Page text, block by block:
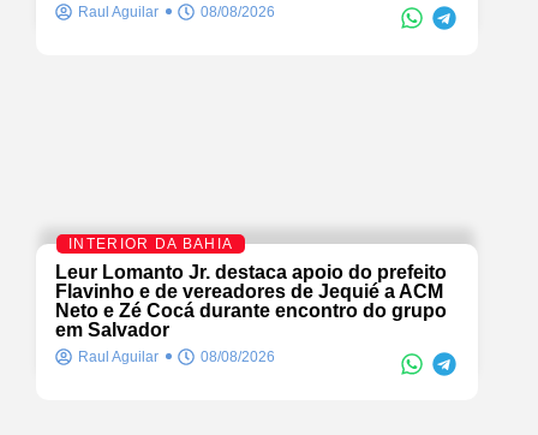
Raul Aguilar 08/08/2026
INTERIOR DA BAHIA
Leur Lomanto Jr. destaca apoio do prefeito
Flavinho e de vereadores de Jequié a ACM
Neto e Zé Cocá durante encontro do grupo
em Salvador
Raul Aguilar 08/08/2026